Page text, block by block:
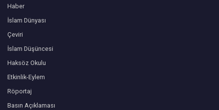
Haber
İslam Dünyası
Çeviri
İslam Düşüncesi
Haksöz Okulu
Etkinlik-Eylem
Röportaj
Basın Açıklaması